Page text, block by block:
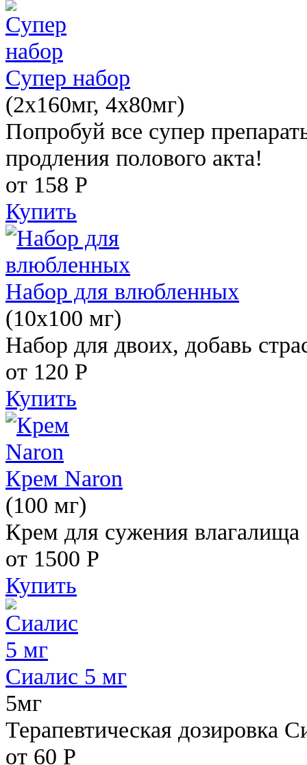
Супер набор
(2х160мг, 4х80мг)
Попробуй все супер
продления полового акта!
от 158 Р
Купить
Набор для влюбленных
(10х100 мг)
Набор для двоих, добавь
от 120 Р
Купить
Крем Naron
(100 мг)
Крем для сужения влагалища
от 1500 Р
Купить
Сиалис 5 мг
5мг
Терапевтическая дозировка
от 60 Р